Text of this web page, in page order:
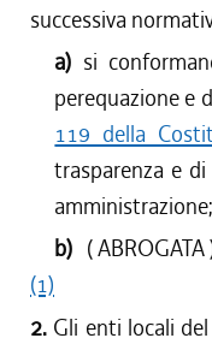
successiva
a) si
perequazione e
119 della
trasparenza e
amministrazione;
b) ( ABROGATA
(1)
2. Gli enti locali